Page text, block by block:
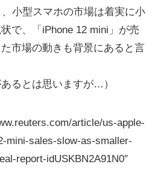
小型スマホの市場は着実に小
で、「iPhone 12 mini」が売
市場の動きも背景にあると言
るとは思いますが…）
article/us-apple-
mini-sales-slow-as-smaller-
report-idUSKBN2A91N0″